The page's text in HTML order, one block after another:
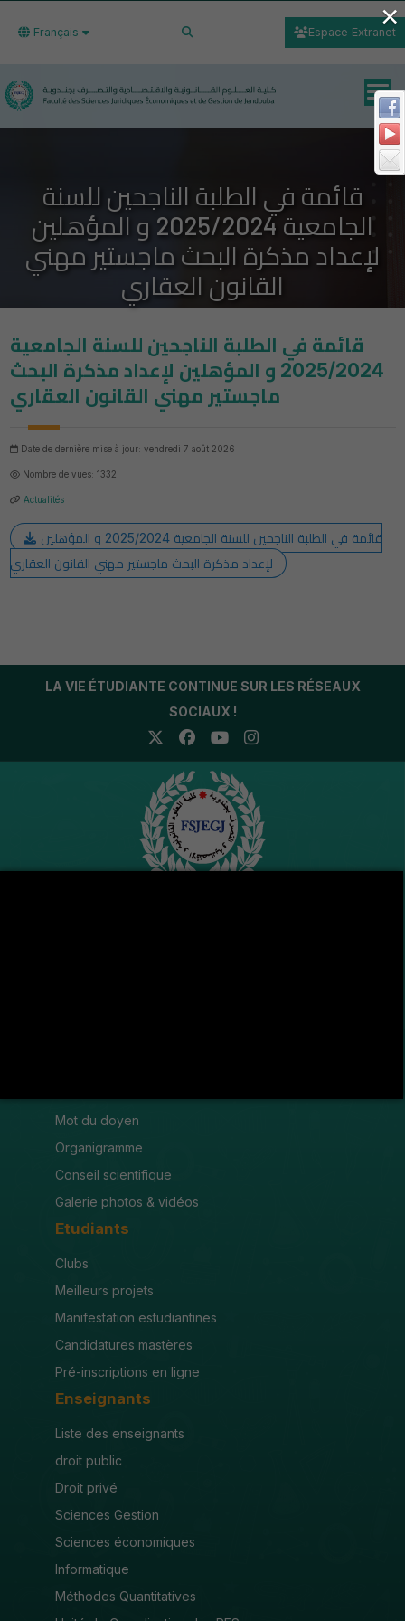
Français Espace Extranet
قائمة في الطلبة الناجحين للسنة
الجامعية 2025/2024 و المؤهلين
لإعداد مذكرة البحث ماجستير مهني
القانون العقاري
قائمة في الطلبة الناجحين للسنة الجامعية
2025/2024 و المؤهلين لإعداد مذكرة البحث
ماجستير مهني القانون العقاري
Date de dernière mise à jour: vendredi 7 août 2026
Nombre de vues: 1332
Actualités
قائمة في الطلبة الناجحين للسنة الجامعية 2025/2024 و المؤهلين
لإعداد مذكرة البحث ماجستير مهني القانون العقاري
LA VIE ÉTUDIANTE CONTINUE SUR LES RÉSEAUX
SOCIAUX !
Mot du doyen
Organigramme
Conseil scientifique
Galerie photos & vidéos
Etudiants
Clubs
Meilleurs projets
Manifestation estudiantines
Candidatures mastères
Pré-inscriptions en ligne
Enseignants
Liste des enseignants
droit public
Droit privé
Sciences Gestion
Sciences économiques
Informatique
Méthodes Quantitatives
×